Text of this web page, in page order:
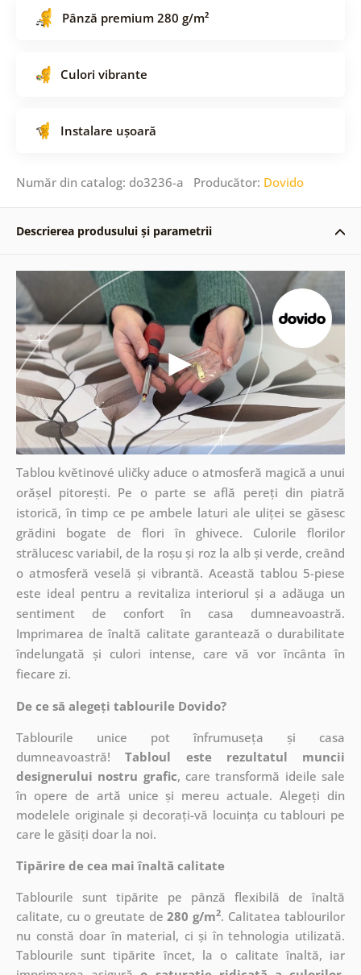
Pânză premium 280 g/m²
Culori vibrante
Instalare ușoară
Număr din catalog: do3236-a Producător: Dovido
Descrierea produsului și parametrii
Tablou květinové uličky aduce o atmosferă magică a unui
orășel pitorești. Pe o parte se află pereți din piatră
istorică, în timp ce pe ambele laturi ale uliței se găsesc
grădini bogate de flori în ghivece. Culorile florilor
strălucesc variabil, de la roșu și roz la alb și verde, creând
o atmosferă veselă și vibrantă. Această tablou 5-piese
este ideal pentru a revitaliza interiorul și a adăuga un
sentiment de confort în casa dumneavoastră.
Imprimarea de înaltă calitate garantează o durabilitate
îndelungată și culori intense, care vă vor încânta în
fiecare zi.
De ce să alegeți tablourile Dovido?
Tablourile unice pot înfrumuseța și casa
dumneavoastră!Tabloul este rezultatul muncii
designerului nostru grafic, caretransformă ideile sale
în opere de artă unice și mereu actuale. Alegeți din
modelele originale și decorați-vă locuința cu tablouri pe
care le găsiți doar la noi.
Tipărire de cea mai înaltă calitate
Tablourile sunt tipărite pe pânză flexibilă de înaltă
calitate, cu o greutate de280 g/m2. Calitatea tablourilor
nu constă doar în material, ci și în tehnologia utilizată.
Tablourile sunt tipărite încet, la o calitate înaltă, iar